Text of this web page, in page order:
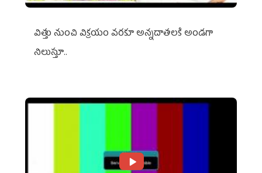
విత్తు నుంచి విక్రయం వరకూ అన్నదాతలకి అండగా
నిలుస్తూ..